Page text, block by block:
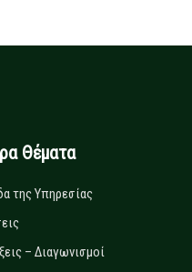
Θέματα
της Υπηρεσίας
– Διαγωνισμοί